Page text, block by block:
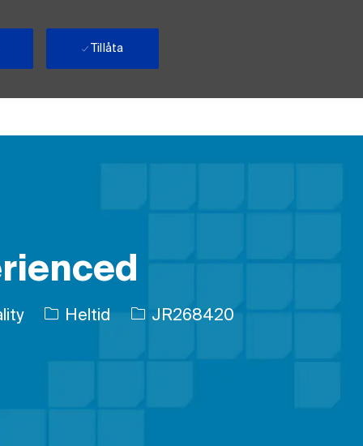
Tillåta
Typ av jobb
Heltid Jobb-ID
JR268420